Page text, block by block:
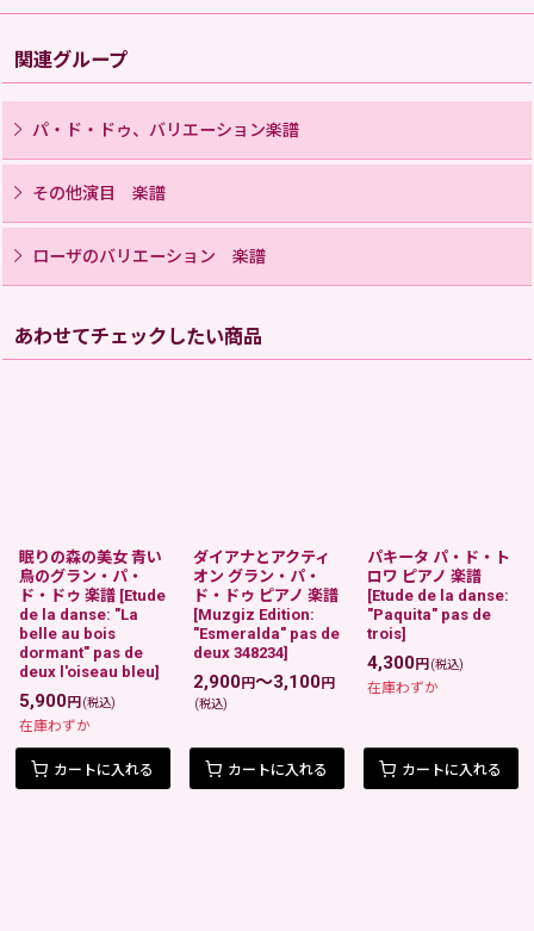
関連グループ
パ・ド・ドゥ、バリエーション楽譜
その他演目 楽譜
ローザのバリエーション 楽譜
あわせてチェックしたい商品
眠りの森の美女 青い
鳥のグラン・パ・
ド・ドゥ 楽譜 [Etude
de la danse: "La
belle au bois
dormant" pas de
deux l'oiseau bleu]
5,900円(税込)
在庫わずか
カートに入れる
ダイアナとアクティ
オン グラン・パ・
ド・ドゥ ピアノ 楽譜
[Muzgiz Edition:
"Esmeralda" pas de
deux 348234]
2,900円～3,100円
(税込)
カートに入れる
パキータ パ・ド・ト
ロワ ピアノ 楽譜
[Etude de la danse:
"Paquita" pas de
trois]
4,300円(税込)
在庫わずか
カートに入れる